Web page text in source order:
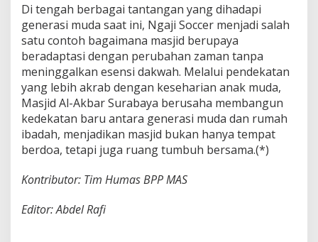
Di tengah berbagai tantangan yang dihadapi
generasi muda saat ini, Ngaji Soccer menjadi salah
satu contoh bagaimana masjid berupaya
beradaptasi dengan perubahan zaman tanpa
meninggalkan esensi dakwah. Melalui pendekatan
yang lebih akrab dengan keseharian anak muda,
Masjid Al-Akbar Surabaya berusaha membangun
kedekatan baru antara generasi muda dan rumah
ibadah, menjadikan masjid bukan hanya tempat
berdoa, tetapi juga ruang tumbuh bersama.(*)
Kontributor: Tim Humas BPP MAS
Editor: Abdel Rafi